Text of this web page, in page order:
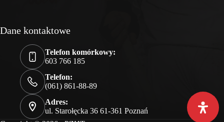
Dane kontaktowe
Telefon komórkowy:
603 766 185
Telefon:
(061) 861-88-89
Adres:
ul. Starołęcka 36 61-361 Poznań